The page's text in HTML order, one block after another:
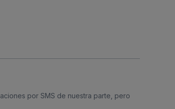
por SMS de nuestra parte, pero